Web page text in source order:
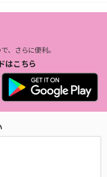
、さらに便利。
はこちら